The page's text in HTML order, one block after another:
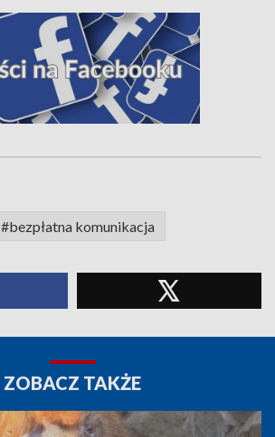
#bezpłatna komunikacja
ZOBACZ TAKŻE